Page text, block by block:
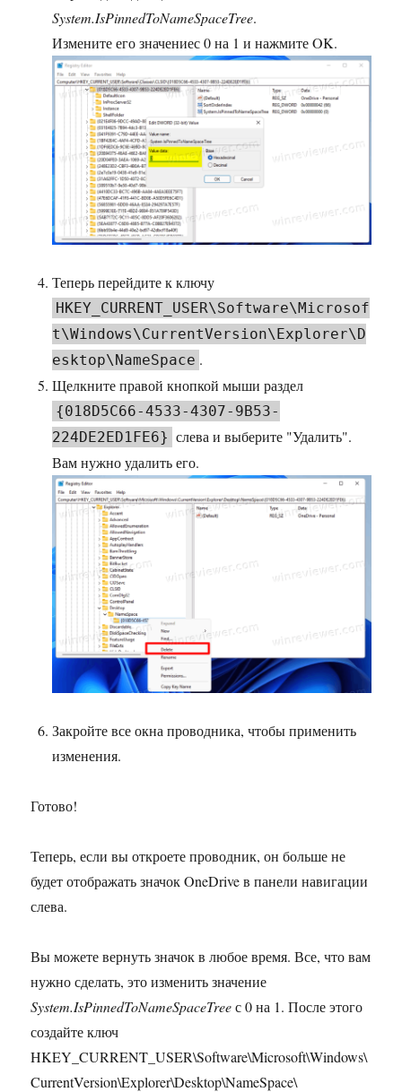
System.IsPinnedToNameSpaceTree.
Измените его значениес 0 на 1 и нажмите OK.
Теперь перейдите к ключу
HKEY_CURRENT_USER\Software\Microsof
t\Windows\CurrentVersion\Explorer\D
esktop\NameSpace .
Щелкните правой кнопкой мыши раздел
{018D5C66-4533-4307-9B53-
224DE2ED1FE6} слева и выберите "Удалить".
Вам нужно удалить его.
Закройте все окна проводника, чтобы применить
изменения.
Готово!
Теперь, если вы откроете проводник, он больше не
будет отображать значок OneDrive в панели навигации
слева.
Вы можете вернуть значок в любое время. Все, что вам
нужно сделать, это изменить значение
System.IsPinnedToNameSpaceTreeс 0 на 1. После этого
создайте ключ
HKEY_CURRENT_USER\Software\Microsoft\Windows\
CurrentVersion\Explorer\Desktop\NameSpace\